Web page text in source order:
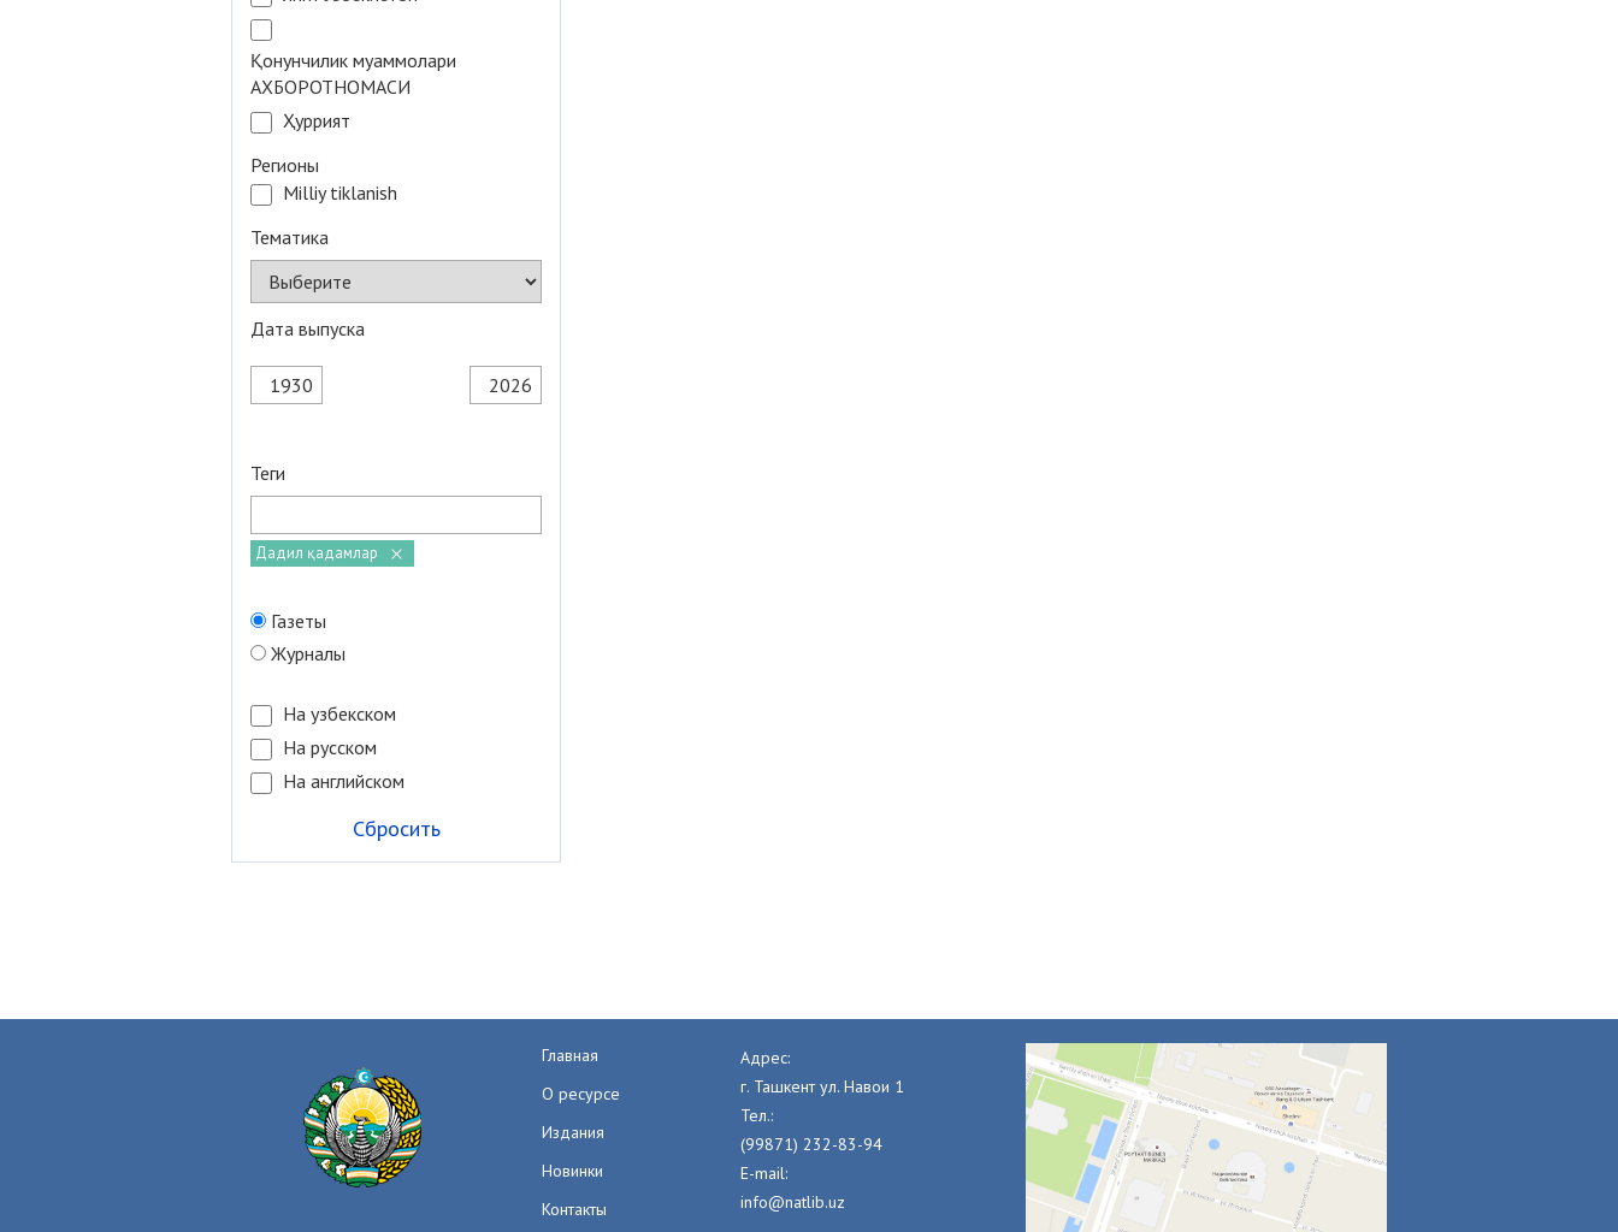
Қонунчилик муаммолари
АХБОРОТНОМАСИ
Ҳуррият
Регионы
Milliy tiklanish
Тематика
Дата выпуска
Теги
Дадил қадамлар
Газеты
Журналы
На узбекском
На русском
На английском
Сбросить
Главная
О ресурсе
Издания
Новинки
Контакты
Адрес:
г. Ташкент ул. Навои 1
Тел.:
(99871) 232-83-94
E-mail:
info@natlib.uz